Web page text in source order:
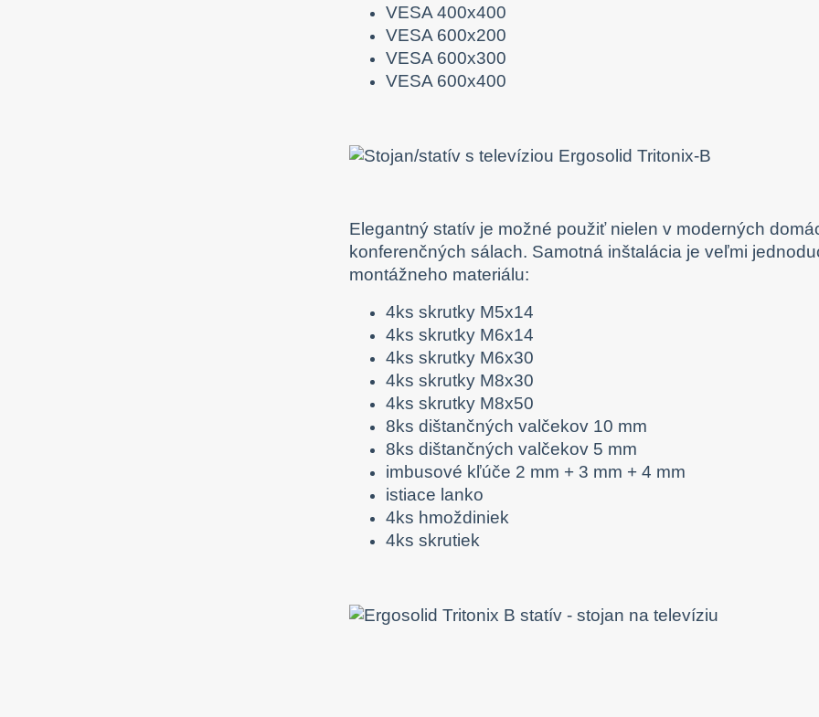
VESA 400x400
VESA 600x200
VESA 600x300
VESA 600x400
Elegantný statív je možné použiť nielen v moderných
konferenčných sálach. Samotná inštalácia je veľmi
montážneho materiálu:
4ks skrutky M5x14
4ks skrutky M6x14
4ks skrutky M6x30
4ks skrutky M8x30
4ks skrutky M8x50
8ks dištančných valčekov 10 mm
8ks dištančných valčekov 5 mm
imbusové kľúče 2 mm + 3 mm + 4 mm
istiace lanko
4ks hmoždiniek
4ks skrutiek